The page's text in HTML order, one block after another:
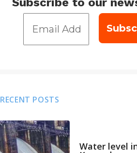
RECENT POSTS
Water level